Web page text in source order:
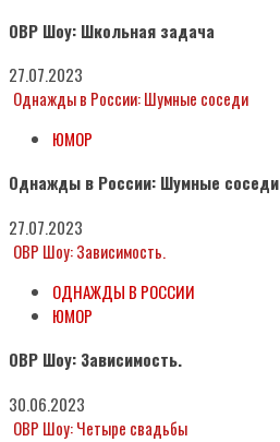
ОВР Шоу: Школьная задача
27.07.2023
Однажды в России: Шумные соседи
ЮМОР
Однажды в России: Шумные соседи
27.07.2023
ОВР Шоу: Зависимость.
ОДНАЖДЫ В РОССИИ
ЮМОР
ОВР Шоу: Зависимость.
30.06.2023
ОВР Шоу: Четыре свадьбы